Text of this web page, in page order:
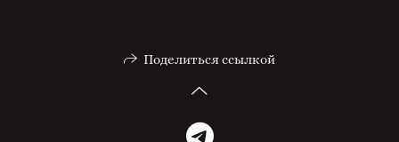
Поделиться ссылкой